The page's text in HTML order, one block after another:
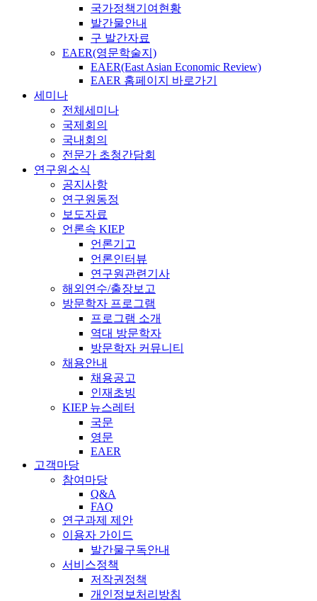
국가정책기여현황
발간물안내
구 발간자료
EAER(영문학술지)
EAER(East Asian Economic Review)
EAER 홈페이지 바로가기
세미나
전체세미나
국제회의
국내회의
전문가 초청간담회
연구원소식
공지사항
연구원동정
보도자료
언론속 KIEP
언론기고
언론인터뷰
연구원관련기사
해외연수/출장보고
방문학자 프로그램
프로그램 소개
역대 방문학자
방문학자 커뮤니티
채용안내
채용공고
인재초빙
KIEP 뉴스레터
국문
영문
EAER
고객마당
참여마당
Q&A
FAQ
연구과제 제안
이용자 가이드
발간물구독안내
서비스정책
저작권정책
개인정보처리방침